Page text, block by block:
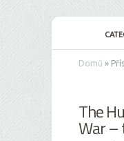
Domů »
The
War –